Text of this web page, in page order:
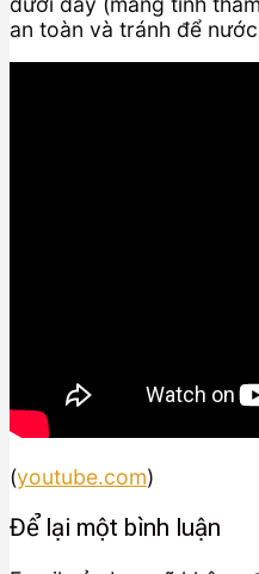
an toàn và tránh để
(youtube.com)
Để lại một bình luận